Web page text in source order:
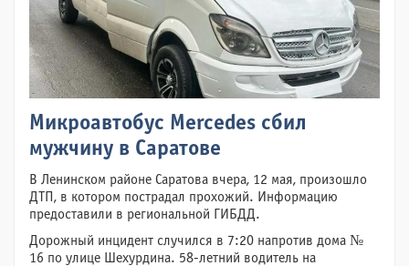
Микроавтобус Mercedes сбил
мужчину в Саратове
В Ленинском районе Саратова вчера, 12 мая, произошло
ДТП, в котором пострадал прохожий. Информацию
предоставили в региональной ГИБДД.
Дорожный инцидент случился в 7:20 напротив дома №
16 по улице Шехурдина. 58-летний водитель на